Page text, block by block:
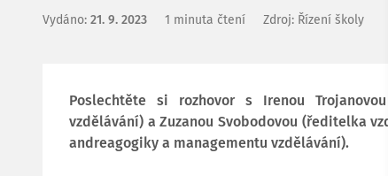
Vydáno: 21. 9. 2023 1 minuta čtení Zdroj: Řízení školy
Poslechtěte si rozhovor s Irenou
vzdělávání) a Zuzanou Svobodovou (ředitelka
andreagogiky a managementu vzdělávání).